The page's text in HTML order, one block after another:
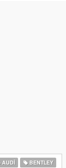
AUDI
BENTLEY